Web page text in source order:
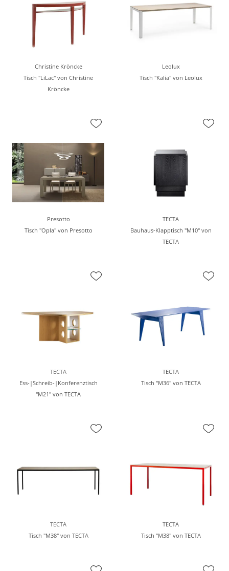
Christine Kröncke
Tisch "LiLac" von Christine
Kröncke
Leolux
Tisch "Kalia" von Leolux
Presotto
Tisch "Opla" von Presotto
TECTA
Bauhaus-Klapptisch "M10" von
TECTA
TECTA
Ess-|Schreib-|Konferenztisch
"M21" von TECTA
TECTA
Tisch "M36" von TECTA
TECTA
Tisch "M38" von TECTA
TECTA
Tisch "M38" von TECTA